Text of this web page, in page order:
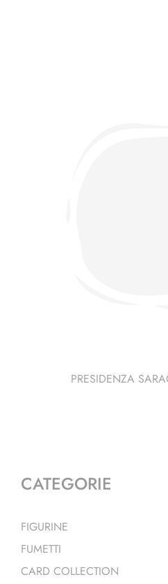
PRESIDENZA
CATEGORIE
FIGURINE
FUMETTI
CARD COLLECTION